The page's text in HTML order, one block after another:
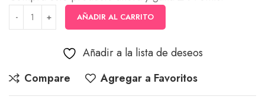
AÑADIR AL CARRITO
Añadir a la lista de deseos
Compare
Agregar a Favoritos